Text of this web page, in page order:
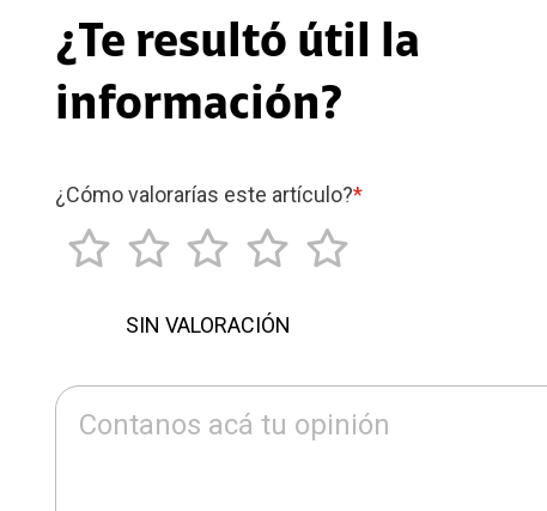
¿Te resultó útil la
información?
¿Cómo valorarías este artículo?*
SIN VALORACIÓN
Contanos acá tu opinión